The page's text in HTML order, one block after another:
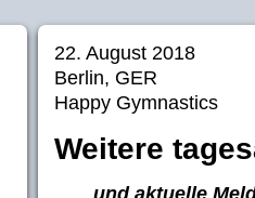
22. August 2018
Berlin, GER
Happy Gymnastics
Weitere
...und aktuelle